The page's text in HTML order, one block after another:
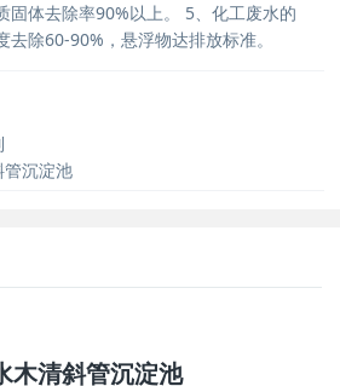
固体去除率90%以上。 5、化工废水的
除60-90%，悬浮物达排放标准。
沉淀池
木清斜管沉淀池